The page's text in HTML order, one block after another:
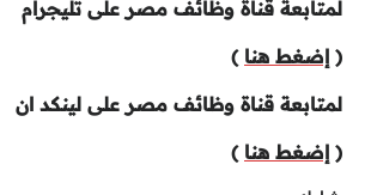
لمتابعة قناة وظائف مصر على
( إضغط هنا )
لمتابعة قناة وظائف مصر على لينكد
( إضغط هنا )